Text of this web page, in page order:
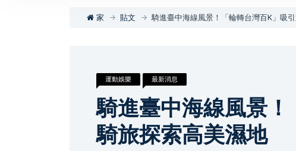
家 貼文 騎進臺中海線風景！「輪轉台灣百K」吸
運動娛樂 最新消息
騎進臺中海線風景
騎旅探索高美濕地